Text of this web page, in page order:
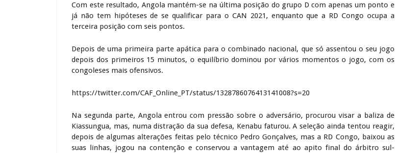
Com este resultado, Angola mantém-se na última posição do grupo D com apenas um ponto e
já não tem hipóteses de se qualificar para o CAN 2021, enquanto que a RD Congo ocupa a
terceira posição com seis pontos.
Depois de uma primeira parte apática para o combinado nacional, que só assentou o seu jogo
depois dos primeiros 15 minutos, o equilíbrio dominou por vários momentos o jogo, com os
congoleses mais ofensivos.
https://twitter.com/CAF_Online_PT/status/1328786076413141008?s=20
Na segunda parte, Angola entrou com pressão sobre o adversário, procurou visar a baliza de
Kiassungua, mas, numa distração da sua defesa, Kenabu faturou. A seleção ainda tentou reagir,
depois de algumas alterações feitas pelo técnico Pedro Gonçalves, mas a RD Congo, baixou as
suas linhas, jogou na contenção e conservou a vantagem até ao apito final do árbitro sul-